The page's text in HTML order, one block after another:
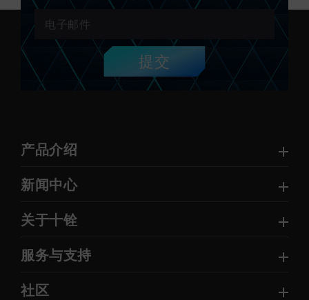
提交
产品介绍
新闻中心
关于十铨
服务与支持
社区